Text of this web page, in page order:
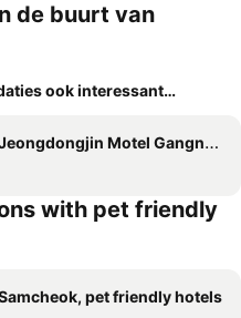
de buurt van
ook interessant…
Motel Gangneung
with pet friendly
pet friendly hotels